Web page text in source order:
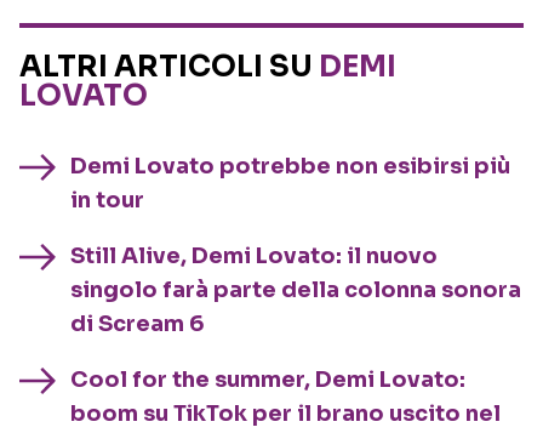
ALTRI ARTICOLI SU DEMI
LOVATO
Demi Lovato potrebbe non esibirsi più
in tour
Still Alive, Demi Lovato: il nuovo
singolo farà parte della colonna sonora
di Scream 6
Cool for the summer, Demi Lovato:
boom su TikTok per il brano uscito nel